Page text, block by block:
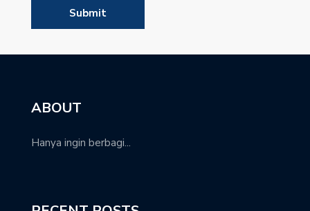
ABOUT
Hanya ingin berbagi...